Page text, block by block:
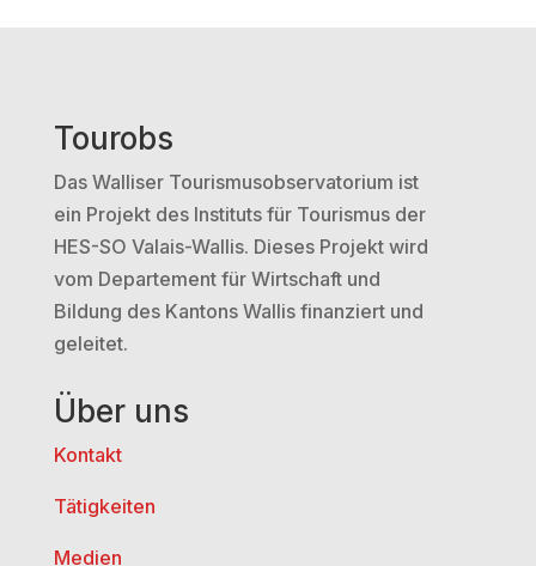
Tourobs
Das Walliser Tourismusobservatorium ist
ein Projekt des Instituts für Tourismus der
HES-SO Valais-Wallis. Dieses Projekt wird
vom Departement für Wirtschaft und
Bildung des Kantons Wallis finanziert und
geleitet.
Über uns
Kontakt
Tätigkeiten
Medien